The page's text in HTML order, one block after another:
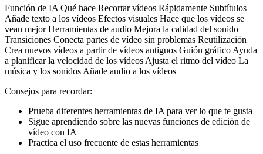
Función de IA Qué hace Recortar vídeos Rápidamente Subtítulos
Añade texto a los vídeos Efectos visuales Hace que los vídeos se
vean mejor Herramientas de audio Mejora la calidad del sonido
Transiciones Conecta partes de vídeo sin problemas Reutilización
Crea nuevos vídeos a partir de vídeos antiguos Guión gráfico Ayuda
a planificar la velocidad de los vídeos Ajusta el ritmo del vídeo La
música y los sonidos Añade audio a los vídeos
Consejos para recordar:
Prueba diferentes herramientas de IA para ver lo que te gusta
Sigue aprendiendo sobre las nuevas funciones de edición de
vídeo con IA
Practica el uso frecuente de estas herramientas